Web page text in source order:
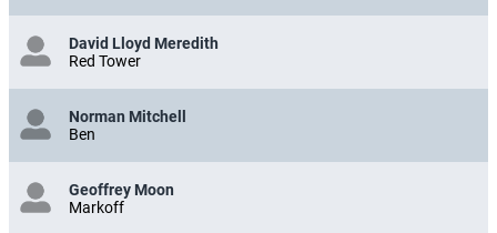
David Lloyd Meredith
Red Tower
Norman Mitchell
Ben
Geoffrey Moon
Markoff